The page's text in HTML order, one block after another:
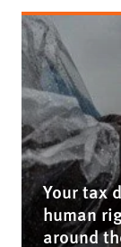
Your tax
human
around